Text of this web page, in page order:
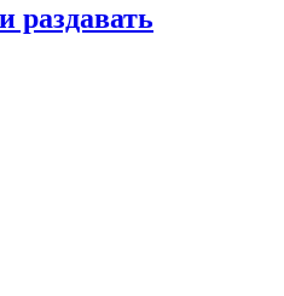
раздавать